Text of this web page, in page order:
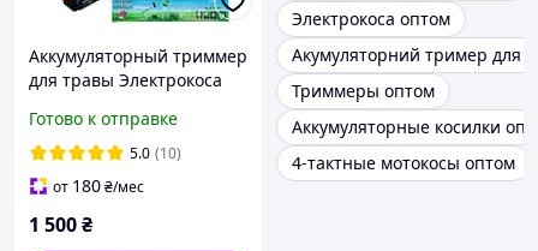
Аккумуляторный триммер
для травы Электрокоса
сада Косарка АКБ
Газонокосилка на АКБ
Готово к отправке
5.0 (10)
от 180₴/мес
1 500₴
Электрокоса оптом
Акумуляторний тример для
Триммеры оптом
Аккумуляторные косилки
4-тактные мотокосы оптом